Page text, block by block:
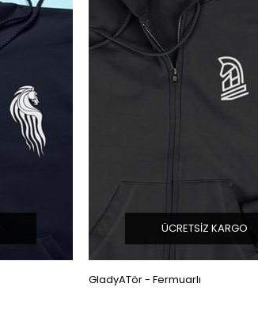
GladyATör - Fermuarlı
ÜCRETSIZ KARGO